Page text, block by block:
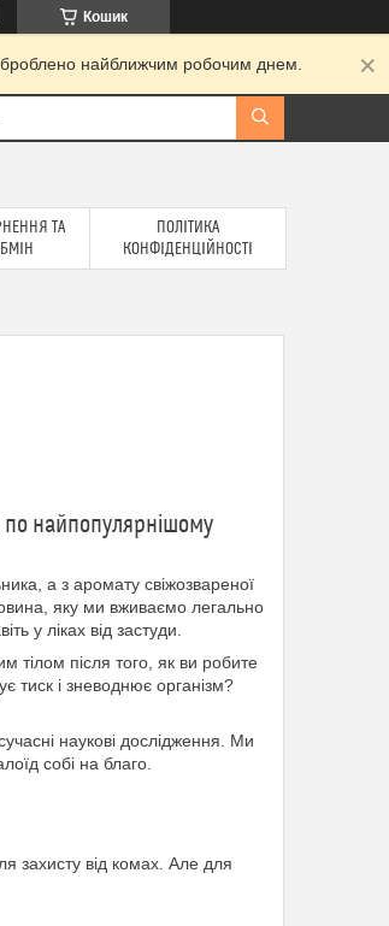
Кошик
найближчим робочим днем.
ТА
ПОЛІТИКА
КОНФІДЕНЦІЙНОСТІ
по найпопулярнішому
а з аромату свіжозвареної
яку ми вживаємо легально
у ліках від застуди.
тілом після того, як ви робите
тиск і зневоднює організм?
наукові дослідження. Ми
собі на благо.
захисту від комах. Але для